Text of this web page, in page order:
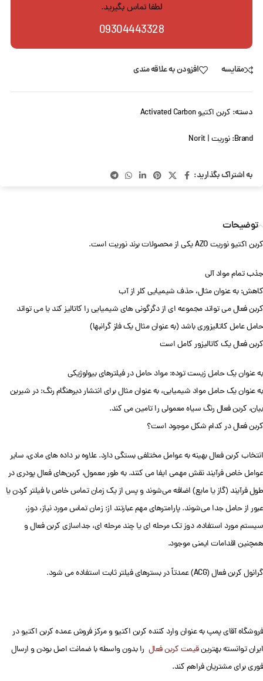
لطفا تماس بگیرید.
09304443328
مقایسه افزودن به علاقه مندی
دسته: کربن اکتیو Activated Carbon
Brand: نوریت | Norit
به اشتراک بگذارید:
توضیحات
کربن اکتیو نوریت AZO یکی از محصولات برند نوریت است.
جذب تمام مواد آلی
کاهش: به عنوان مثال، حذف شیمیایی کلر از آب
کربن فعال می تواند مجموعه ای از دگرگونی های شیمیایی را کاتالیز کند یا می تواند
حامل عامل کاتالیزوری باشد (به عنوان مثال یک فلز گرانبها)
کربن فعال یک کاتالیزور کامل است
به عنوان یک حامل زیست توده: مواد حامل در فیلترهای بیولوژیکی
به عنوان یک حامل مواد شیمیایی، به عنوان مثال برای انتشار دیرهنگام رنگ: در شیرین
بیان، کربن فعال رنگ سیاه معمولی را تامین می کند.
کربن فعال در کدام شکل موجود است؟
انتخاب کربن فعال بهینه به عوامل مختلفی بستگی دارد. علاوه بر داده های مادی، سایر
عوامل خاص فرآیند نقش مهمی ایفا می کنند. به طور معمول، کربن‌های فعال پودری در
طول فرآیند (گاز یا مایع) اضافه می‌شوند و پس از یک زمان تماس خاص با فیلتر کردن یا
عبور از حامل جدا می‌شوند. پارامترهای مهم عبارتند از: زمان تماس مورد نیاز، دوز،
سیستم مورد استفاده، دوز تک مرحله ای یا چند مرحله ای، جداسازی کربن فعال و
همچنین اقدامات ایمنی موجود.
گرانول کربن فعال (ACG) عمدتاً در بسترهای فیلتر ثابت استفاده می شود.
فروشگاه آقای پمپ به عنوان وارد کننده کربن اکتیو و مرکز فروش عمده کربن اکتیو در
ایران توانسته بهترینقیمت کربن فعال را بدون واسطه با ضمانت اصل بودن و ارسال
فوری برای مشتریان فراهم کند.